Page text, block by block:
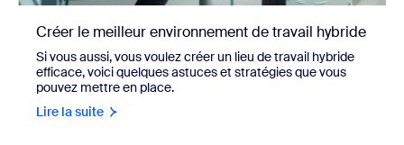
Créer le meilleur environnement de travail hybride
Si vous aussi, vous voulez créer un lieu de travail hybride
efficace, voici quelques astuces et stratégies que vous
pouvez mettre en place.
Lire la suite